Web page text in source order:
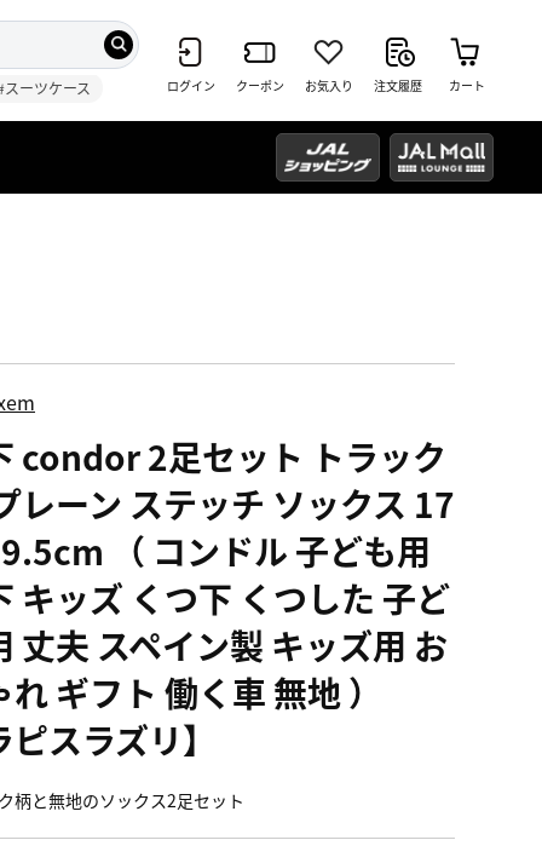
スーツケース ログイン クーポン お気入り 注文履歴 カート
condor 2足セット トラック
レーン ステッチ ソックス 17
（ コンドル 子ども用
キッズ くつ下 くつした 子ど
丈夫 スペイン製 キッズ用 お
ギフト 働く車 無地 ）
スラズリ】
柄と無地のソックス2足セット